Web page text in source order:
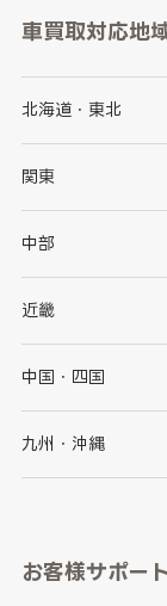
車買取対応地
北海道・東北
北海道
岩手県
秋田県
関東
茨城県
群馬県
千葉県
神奈川県
中部
新潟県
石川県
山梨県
愛知県
近畿
大阪府
京都府
和歌山県
中国・四国
鳥取県
山口県
九州・沖縄
長崎県
お客様サポー